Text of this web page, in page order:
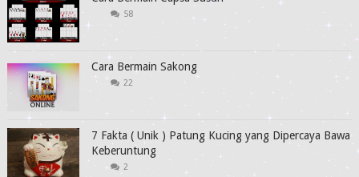
58
Cara Bermain Sakong
22
7 Fakta ( Unik ) Patung Kucing yang Dipercaya Bawa
Keberuntung
2